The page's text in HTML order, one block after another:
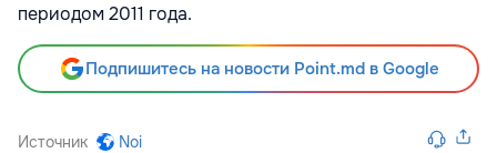
периодом 2011 года.
Подпишитесь на новости Point.md в Google
Источник Noi